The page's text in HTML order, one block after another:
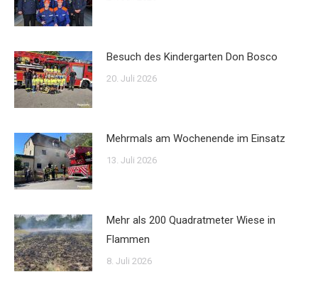
Besuch des Kindergarten Don Bosco
20. Juli 2026
Mehrmals am Wochenende im Einsatz
13. Juli 2026
Mehr als 200 Quadratmeter Wiese in
Flammen
8. Juli 2026